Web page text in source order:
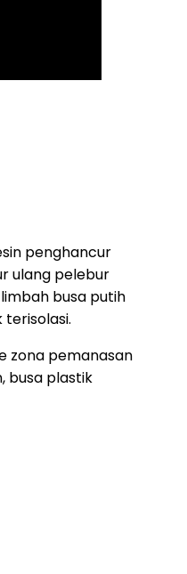
penghancur
ulang pelebur
busa putih
zona pemanasan
busa plastik